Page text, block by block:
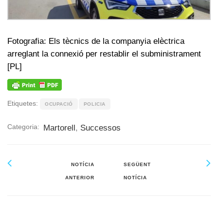
Fotografia: Els tècnics de la companyia elèctrica
arreglant la connexió per restablir el subministrament
[PL]
Etiquetes: OCUPACIÓ POLICIA
Categoria: Martorell, Successos
NOTÍCIA
ANTERIOR
SEGÜENT
NOTÍCIA